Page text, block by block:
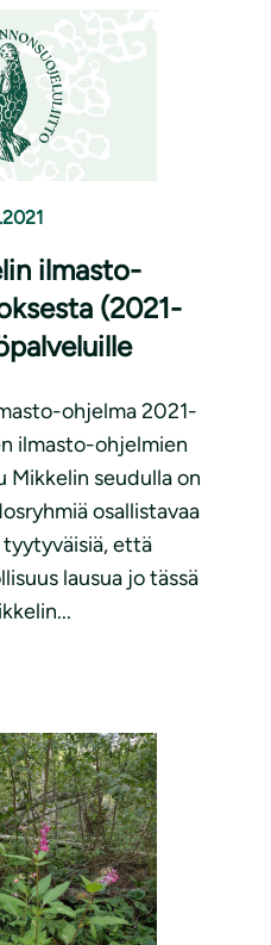
ilmasto-
(2021-
ohjelma 2021-
ilmasto-ohjelmien
Mikkelin seudulla on
osallistavaa
että
lausua jo tässä